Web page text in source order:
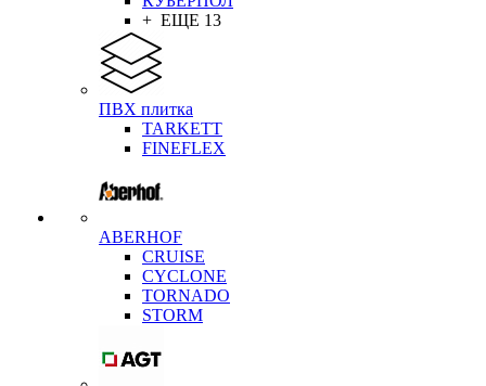
+ ЕЩЕ 13
ПВХ плитка
TARKETT
FINEFLEX
ABERHOF
CRUISE
CYCLONE
TORNADO
STORM